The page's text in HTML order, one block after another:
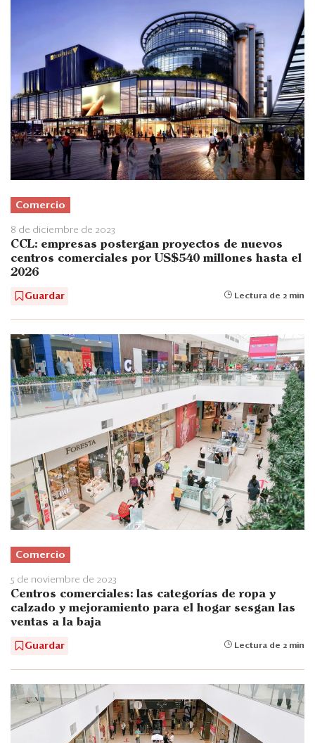
Comercio
8 de diciembre de 2023
CCL: empresas postergan proyectos de nuevos
centros comerciales por US$540 millones hasta el
2026
Guardar Lectura de 2 min
Comercio
5 de noviembre de 2023
Centros comerciales: las categorías de ropa y
calzado y mejoramiento para el hogar sesgan las
ventas a la baja
Guardar Lectura de 2 min